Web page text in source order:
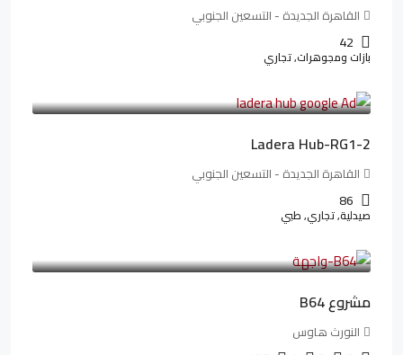
القاهرة الجديدة - التسعين الجنوبي
42
بازات ومجوهرات, تجاري
38,551,500LE
Ladera Hub-RG1-2
القاهرة الجديدة - التسعين الجنوبي
86
صيدلية, تجاري, طبي
3,125,000LE
مشروع B64
النورث هاوس